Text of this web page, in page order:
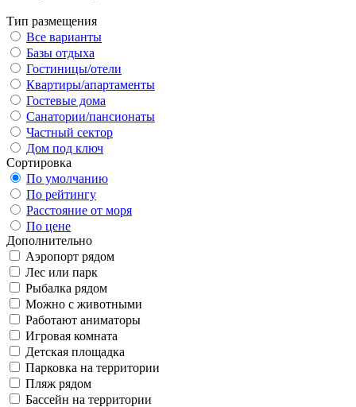
Тип размещения
Все варианты
Базы отдыха
Гостиницы/отели
Квартиры/апартаменты
Гостевые дома
Санатории/пансионаты
Частный сектор
Дом под ключ
Сортировка
По умолчанию
По рейтингу
Расстояние от моря
По цене
Дополнительно
Аэропорт рядом
Лес или парк
Рыбалка рядом
Можно с животными
Работают аниматоры
Игровая комната
Детская площадка
Парковка на территории
Пляж рядом
Бассейн на территории